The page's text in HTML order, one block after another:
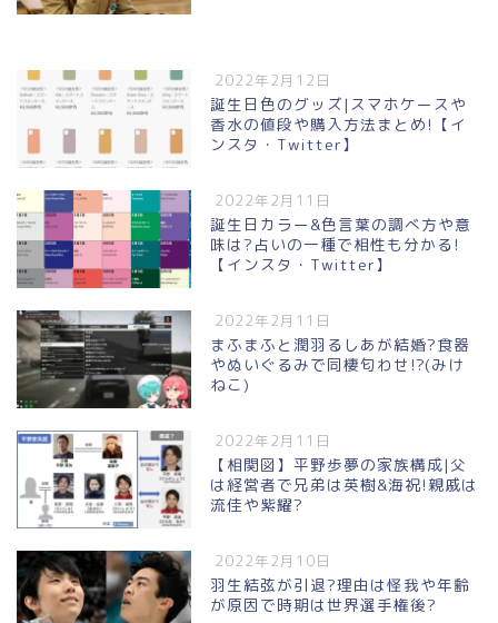
2022年2月12日
誕生日色のグッズ|スマホケースや
香水の値段や購入方法まとめ!【イ
ンスタ・Twitter】
2022年2月11日
誕生日カラー&色言葉の調べ方や意
味は?占いの一種で相性も分かる!
【インスタ・Twitter】
2022年2月11日
まふまふと潤羽るしあが結婚?食器
やぬいぐるみで同棲匂わせ!?(みけ
ねこ)
2022年2月11日
【相関図】平野歩夢の家族構成|父
は経営者で兄弟は英樹&海祝!親戚は
流佳や紫耀?
2022年2月10日
羽生結弦が引退?理由は怪我や年齢
が原因で時期は世界選手権後?